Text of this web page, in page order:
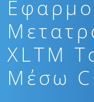
XLTM
Μέσω